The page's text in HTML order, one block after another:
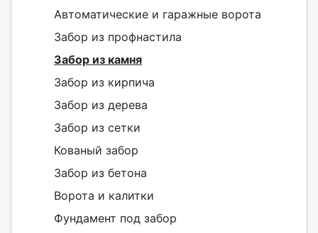
Автоматические и гаражные ворота
Забор из профнастила
Забор из камня
Забор из кирпича
Забор из дерева
Забор из сетки
Кованый забор
Забор из бетона
Ворота и калитки
Фундамент под забор